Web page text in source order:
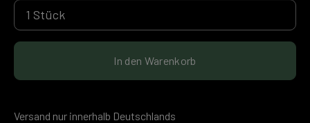
Produkt Anzahl: Gib den gewünschten Wert
In den Warenkorb
Versand nur innerhalb Deutschlands